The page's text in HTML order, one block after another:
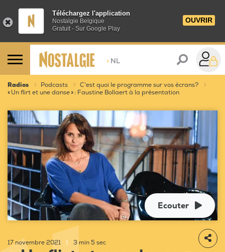
Téléchargez l'application
Nostalgie Belgique
Gratuit - Sur Google Play
OUVRIR
> NL
Radios Podcasts
C'est quoi le programme sur vos écrans?
« Un flirt et une danse » : Faustine Bollaert à la présentation
Ecouter
17 novembre 2021 3 min 5 sec